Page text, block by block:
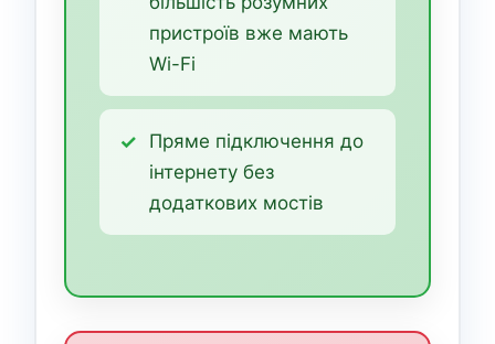
пристроїв вже мають
Wi-Fi
Пряме підключення до
інтернету без
додаткових мостів